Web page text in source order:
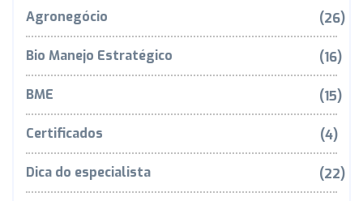
Agronegócio (26)
Bio Manejo Estratégico (16)
BME (15)
Certificados (4)
Dica do especialista (22)